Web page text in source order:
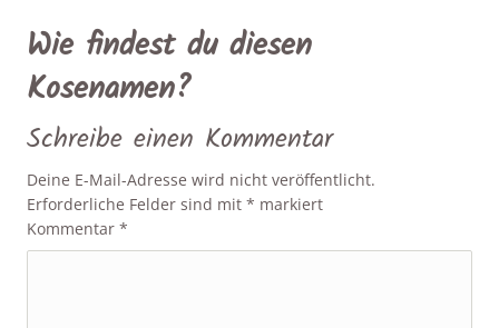
Wie findest du diesen
Kosenamen?
Schreibe einen Kommentar
Deine E-Mail-Adresse wird nicht veröffentlicht.
Erforderliche Felder sind mit* markiert
Kommentar*